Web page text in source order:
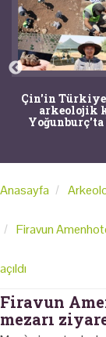
Çin'in
arkeolojik
Yoğunburç'ta
Anasayfa
Firavun
açıldı
Firavun
mezarı